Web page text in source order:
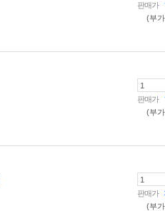
판매가
(부
판매가
(부
판매가
(부